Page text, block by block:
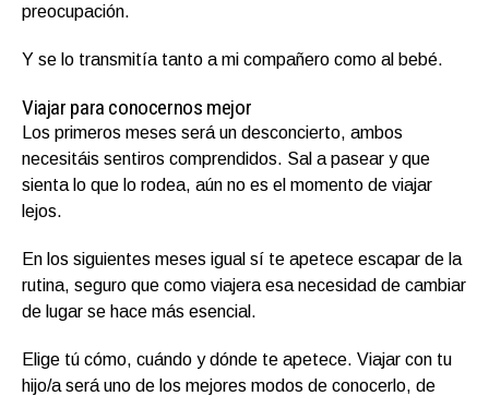
preocupación.
Y se lo transmitía tanto a mi compañero como al bebé.
Viajar para conocernos mejor
Los primeros meses será un desconcierto, ambos
necesitáis sentiros comprendidos. Sal a pasear y que
sienta lo que lo rodea, aún no es el momento de viajar
lejos.
En los siguientes meses igual sí te apetece escapar de la
rutina, seguro que como viajera esa necesidad de cambiar
de lugar se hace más esencial.
Elige tú cómo, cuándo y dónde te apetece. Viajar con tu
hijo/a será uno de los mejores modos de conocerlo, de